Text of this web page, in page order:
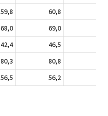
59,8 60,8
68,0 69,0
42,4 46,5
80,3 80,8
56,5 56,2